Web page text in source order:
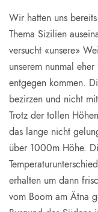
Wir hatten uns
Thema Sizilien
versucht «unsere»
unserem nunmal
entgegen kommen.
bezirzen und nicht
Trotz der tollen
das lange nicht
über 1000m Höhe.
erhalten um dann
vom Boom am Ätna